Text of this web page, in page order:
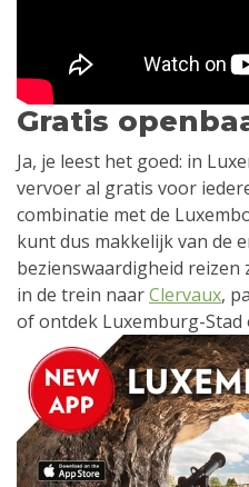
Gratis
Ja, je leest het goed: in
vervoer al gratis voor
combinatie met de
kunt dus makkelijk van de
bezienswaardigheid
in de trein naarClervaux,
of ontdek Luxemburg-Stad